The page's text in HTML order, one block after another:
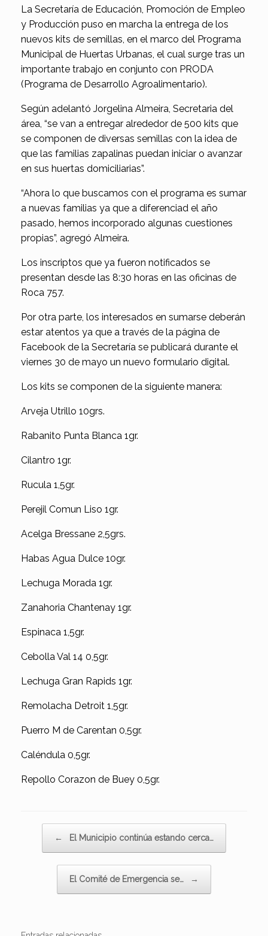
La Secretaría de Educación, Promoción de Empleo
y Producción puso en marcha la entrega de los
nuevos kits de semillas, en el marco del Programa
Municipal de Huertas Urbanas, el cual surge tras un
importante trabajo en conjunto con PRODA
(Programa de Desarrollo Agroalimentario).
Según adelantó Jorgelina Almeira, Secretaria del
área, “se van a entregar alrededor de 500 kits que
se componen de diversas semillas con la idea de
que las familias zapalinas puedan iniciar o avanzar
en sus huertas domiciliarias”.
“Ahora lo que buscamos con el programa es sumar
a nuevas familias ya que a diferenciad el año
pasado, hemos incorporado algunas cuestiones
propias”, agregó Almeira.
Los inscriptos que ya fueron notificados se
presentan desde las 8:30 horas en las oficinas de
Roca 757.
Por otra parte, los interesados en sumarse deberán
estar atentos ya que a través de la página de
Facebook de la Secretaría se publicará durante el
viernes 30 de mayo un nuevo formulario digital.
Los kits se componen de la siguiente manera:
Arveja Utrillo 10grs.
Rabanito Punta Blanca 1gr.
Cilantro 1gr.
Rucula 1,5gr.
Perejil Comun Liso 1gr.
Acelga Bressane 2,5grs.
Habas Agua Dulce 10gr.
Lechuga Morada 1gr.
Zanahoria Chantenay 1gr.
Espinaca 1,5gr.
Cebolla Val 14 0,5gr.
Lechuga Gran Rapids 1gr.
Remolacha Detroit 1,5gr.
Puerro M de Carentan 0,5gr.
Caléndula 0,5gr.
Repollo Corazon de Buey 0,5gr.
← El Municipio continúa estando cerca…
El Comité de Emergencia se… →